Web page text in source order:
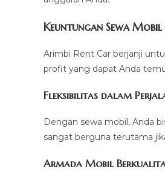
Keuntungan Sewa
Arimbi Rent Car berjanji
profit yang dapat Anda
Fleksibilitas dalam
Dengan sewa mobil, Anda
sangat berguna terutama
Armada Mobil